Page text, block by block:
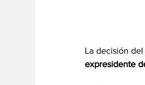
La decisión
expresidente